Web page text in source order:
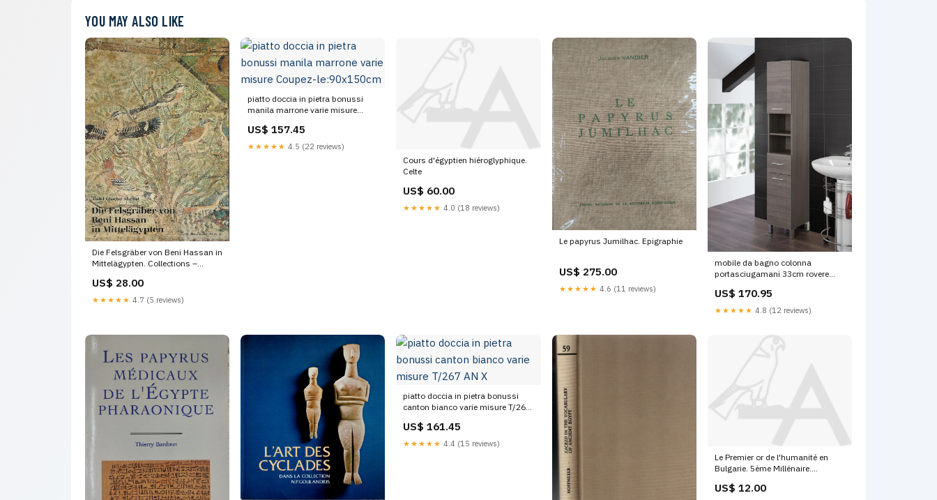
YOU MAY ALSO LIKE
Die Felsgräber von Beni Hassan in
Mittelägypten. Collections –
US$ 28.00
★★★★★ 4.7 (5 reviews)
piatto doccia in pietra bonussi
manila marrone varie misure
US$ 157.45
★★★★★ 4.5 (22 reviews)
Cours d'égyptien hiéroglyphique.
Celte
US$ 60.00
★★★★★ 4.0 (18 reviews)
Le papyrus Jumilhac. Epigraphie
US$ 275.00
★★★★★ 4.6 (11 reviews)
mobile da bagno colonna
portasciugamani 33cm rovere
US$ 170.95
★★★★★ 4.8 (12 reviews)
piatto doccia in pietra bonussi
canton bianco varie misure T/267
US$ 161.45
★★★★★ 4.4 (15 reviews)
Le Premier or de l'humanité en
Bulgarie. 5ème Millénaire.
US$ 12.00